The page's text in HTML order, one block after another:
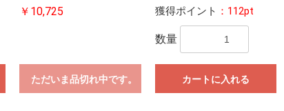
￥10,725
ただいま品切れ中です。
獲得ポイント ：112pt
数量
カートに入れる